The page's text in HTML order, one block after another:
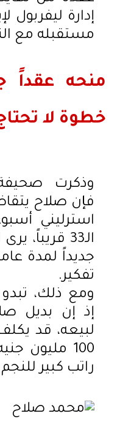
إدارة ليفربول
مستقبله مع
منحه عقداً
خطوة لا
وذكرت صحيفة
استرليني
الـ33
جديداً لمدة
تفكير.
ومع ذلك، تبدو
إذ إن بديل
لبيعه، قد
100 مليون
راتب كبير